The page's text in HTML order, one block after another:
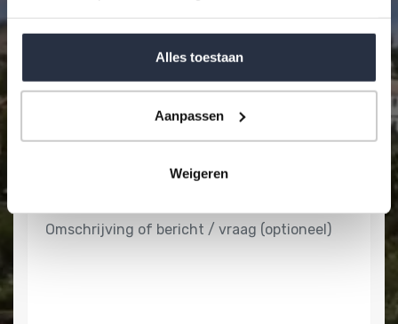
Alles toestaan
Aanpassen
Weigeren